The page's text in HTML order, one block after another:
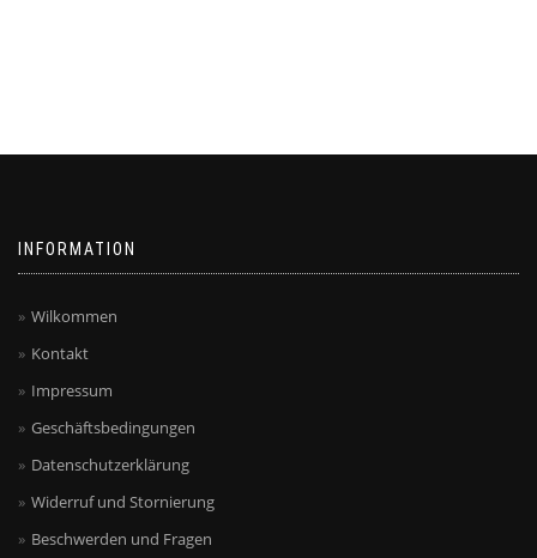
INFORMATION
Wilkommen
Kontakt
Impressum
Geschäftsbedingungen
Datenschutzerklärung
Widerruf und Stornierung
Beschwerden und Fragen